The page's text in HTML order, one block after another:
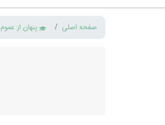
صفحه اصلی پنهان از عموم